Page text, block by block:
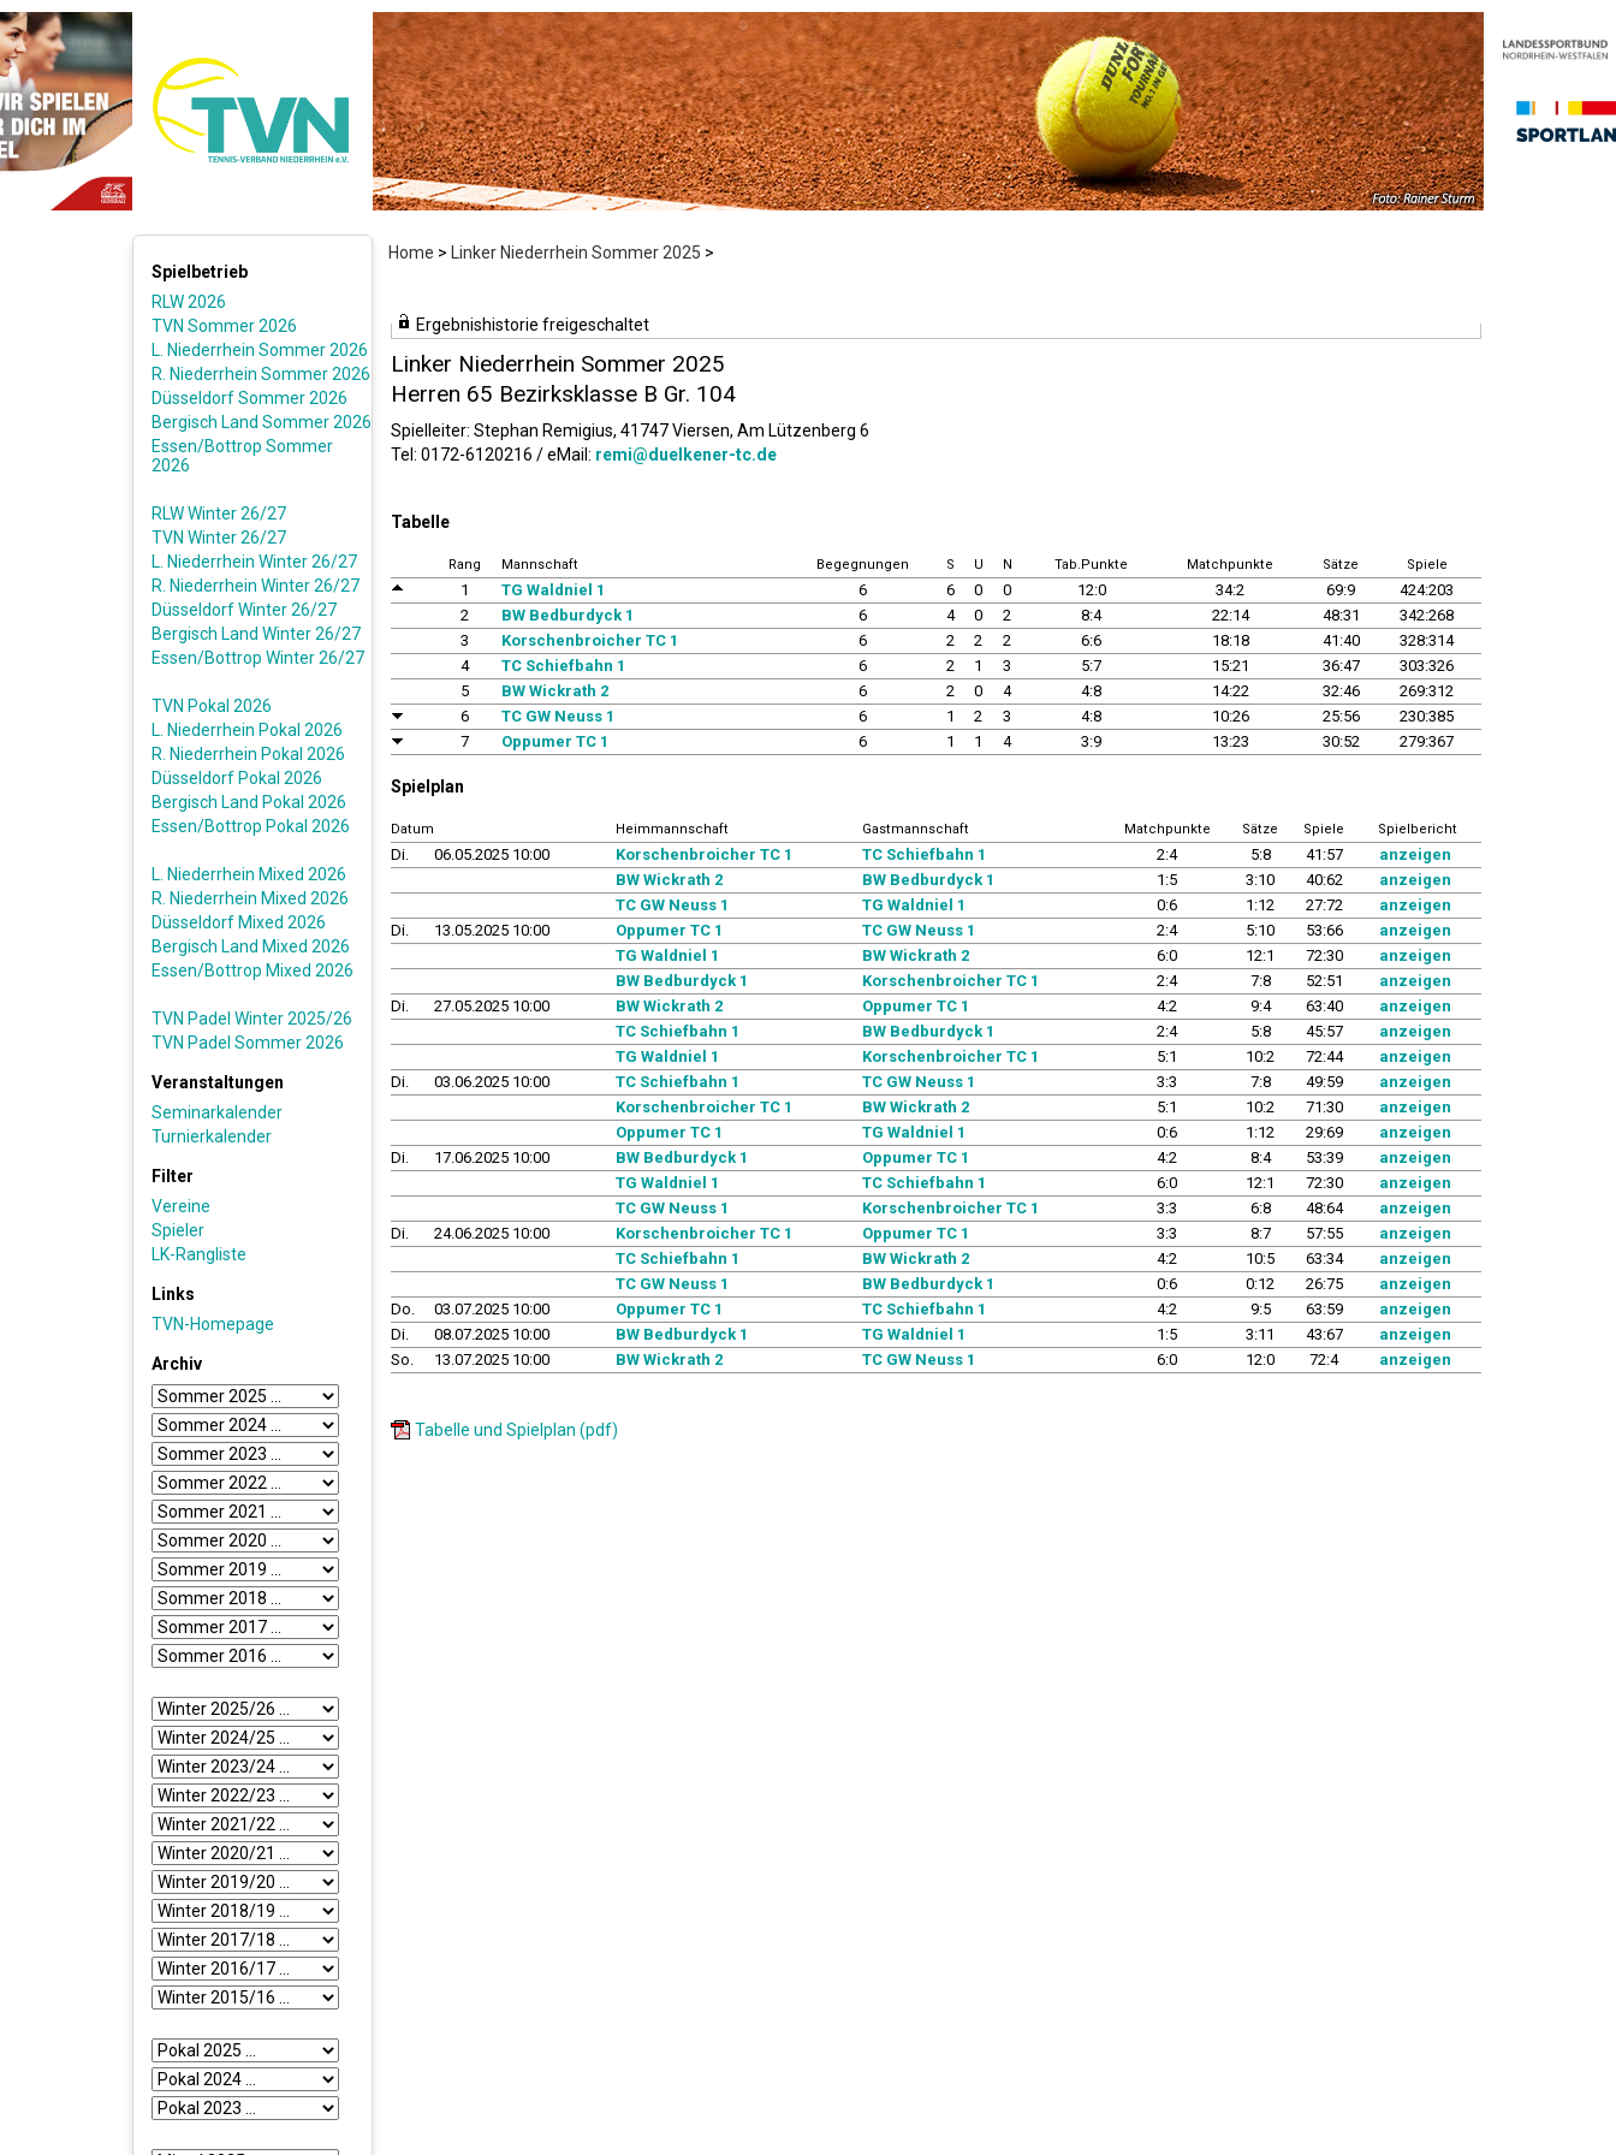
Home > Linker Niederrhein Sommer 2025 >
Spielbetrieb
RLW 2026
TVN Sommer 2026
L. Niederrhein Sommer 2026
R. Niederrhein Sommer 2026
Düsseldorf Sommer 2026
Bergisch Land Sommer 2026
Essen/Bottrop Sommer
2026
RLW Winter 26/27
TVN Winter 26/27
L. Niederrhein Winter 26/27
R. Niederrhein Winter 26/27
Düsseldorf Winter 26/27
Bergisch Land Winter 26/27
Essen/Bottrop Winter 26/27
TVN Pokal 2026
L. Niederrhein Pokal 2026
R. Niederrhein Pokal 2026
Düsseldorf Pokal 2026
Bergisch Land Pokal 2026
Essen/Bottrop Pokal 2026
L. Niederrhein Mixed 2026
R. Niederrhein Mixed 2026
Düsseldorf Mixed 2026
Bergisch Land Mixed 2026
Essen/Bottrop Mixed 2026
TVN Padel Winter 2025/26
TVN Padel Sommer 2026
Veranstaltungen
Seminarkalender
Turnierkalender
Filter
Vereine
Spieler
LK-Rangliste
Links
TVN-Homepage
Archiv
Ergebnishistorie freigeschaltet
Linker Niederrhein Sommer 2025
Herren 65 Bezirksklasse B Gr. 104
Spielleiter: Stephan Remigius, 41747 Viersen, Am Lützenberg 6
Tel: 0172-6120216 / eMail: remi@duelkener-tc.de
Tabelle
Rang Mannschaft Begegnungen S U N Tab.Punkte Matchpunkte Sätze Spiele
1 TG Waldniel 1 6 6 0 0 12:0 34:2 69:9
424:203
2
BW Bedburdyck 1 6 4 0 2 8:4 22:14 48:31
342:268
3
Korschenbroicher TC 1 6 2 2 2 6:6 18:18 41:40
328:314
4
TC Schiefbahn 1 6 2 1 3 5:7 15:21 36:47
303:326
5
BW Wickrath 2 6 2 0 4 4:8 14:22 32:46
269:312
6
TC GW Neuss 1 6 1 2 3 4:8 10:26 25:56
230:385
7
Oppumer TC 1 6 1 1 4 3:9 13:23 30:52 279:367
Spielplan
Datum Heimmannschaft Gastmannschaft Matchpunkte Sätze Spiele Spielbericht
Di. 06.05.2025 10:00 Korschenbroicher TC 1 TC Schiefbahn 1 2:4 5:8 41:57
anzeigen
BW Wickrath 2
BW Bedburdyck 1 1:5 3:10 40:62
anzeigen
TC GW Neuss 1
TG Waldniel 1 0:6 1:12 27:72
anzeigen
Di.
13.05.2025 10:00 Oppumer TC 1 TC GW Neuss 1 2:4 5:10 53:66
anzeigen
TG Waldniel 1
BW Wickrath 2 6:0 12:1 72:30
anzeigen
BW Bedburdyck 1
Korschenbroicher TC 1 2:4 7:8 52:51
anzeigen
Di.
27.05.2025 10:00 BW Wickrath 2 Oppumer TC 1 4:2 9:4 63:40
anzeigen
TC Schiefbahn 1
BW Bedburdyck 1 2:4 5:8 45:57
anzeigen
TG Waldniel 1
Korschenbroicher TC 1 5:1 10:2 72:44
anzeigen
Di.
03.06.2025 10:00 TC Schiefbahn 1 TC GW Neuss 1 3:3 7:8 49:59
anzeigen
Korschenbroicher TC 1
BW Wickrath 2 5:1 10:2 71:30
anzeigen
Oppumer TC 1
TG Waldniel 1 0:6 1:12 29:69
anzeigen
Di.
17.06.2025 10:00 BW Bedburdyck 1 Oppumer TC 1 4:2 8:4 53:39
anzeigen
TG Waldniel 1
TC Schiefbahn 1 6:0 12:1 72:30
anzeigen
TC GW Neuss 1
Korschenbroicher TC 1 3:3 6:8 48:64
anzeigen
Di.
24.06.2025 10:00 Korschenbroicher TC 1 Oppumer TC 1 3:3 8:7 57:55
anzeigen
TC Schiefbahn 1
BW Wickrath 2 4:2 10:5 63:34
anzeigen
TC GW Neuss 1
BW Bedburdyck 1 0:6 0:12 26:75
anzeigen
Do.
03.07.2025 10:00 Oppumer TC 1 TC Schiefbahn 1 4:2 9:5 63:59
anzeigen
Di.
08.07.2025 10:00 BW Bedburdyck 1 TG Waldniel 1 1:5 3:11 43:67
anzeigen
So.
13.07.2025 10:00 BW Wickrath 2 TC GW Neuss 1 6:0 12:0 72:4 anzeigen
Tabelle und Spielplan (pdf)